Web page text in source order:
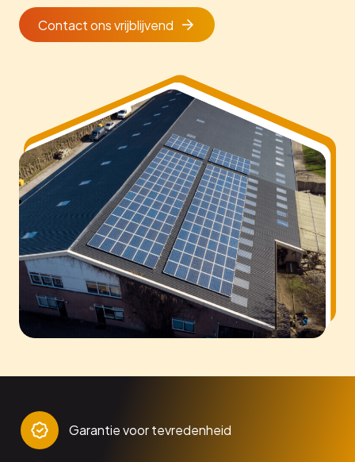
Contact ons vrijblijvend
Garantie voor tevredenheid